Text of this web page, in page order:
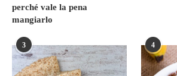
perché vale la pena
mangiarlo
3 4